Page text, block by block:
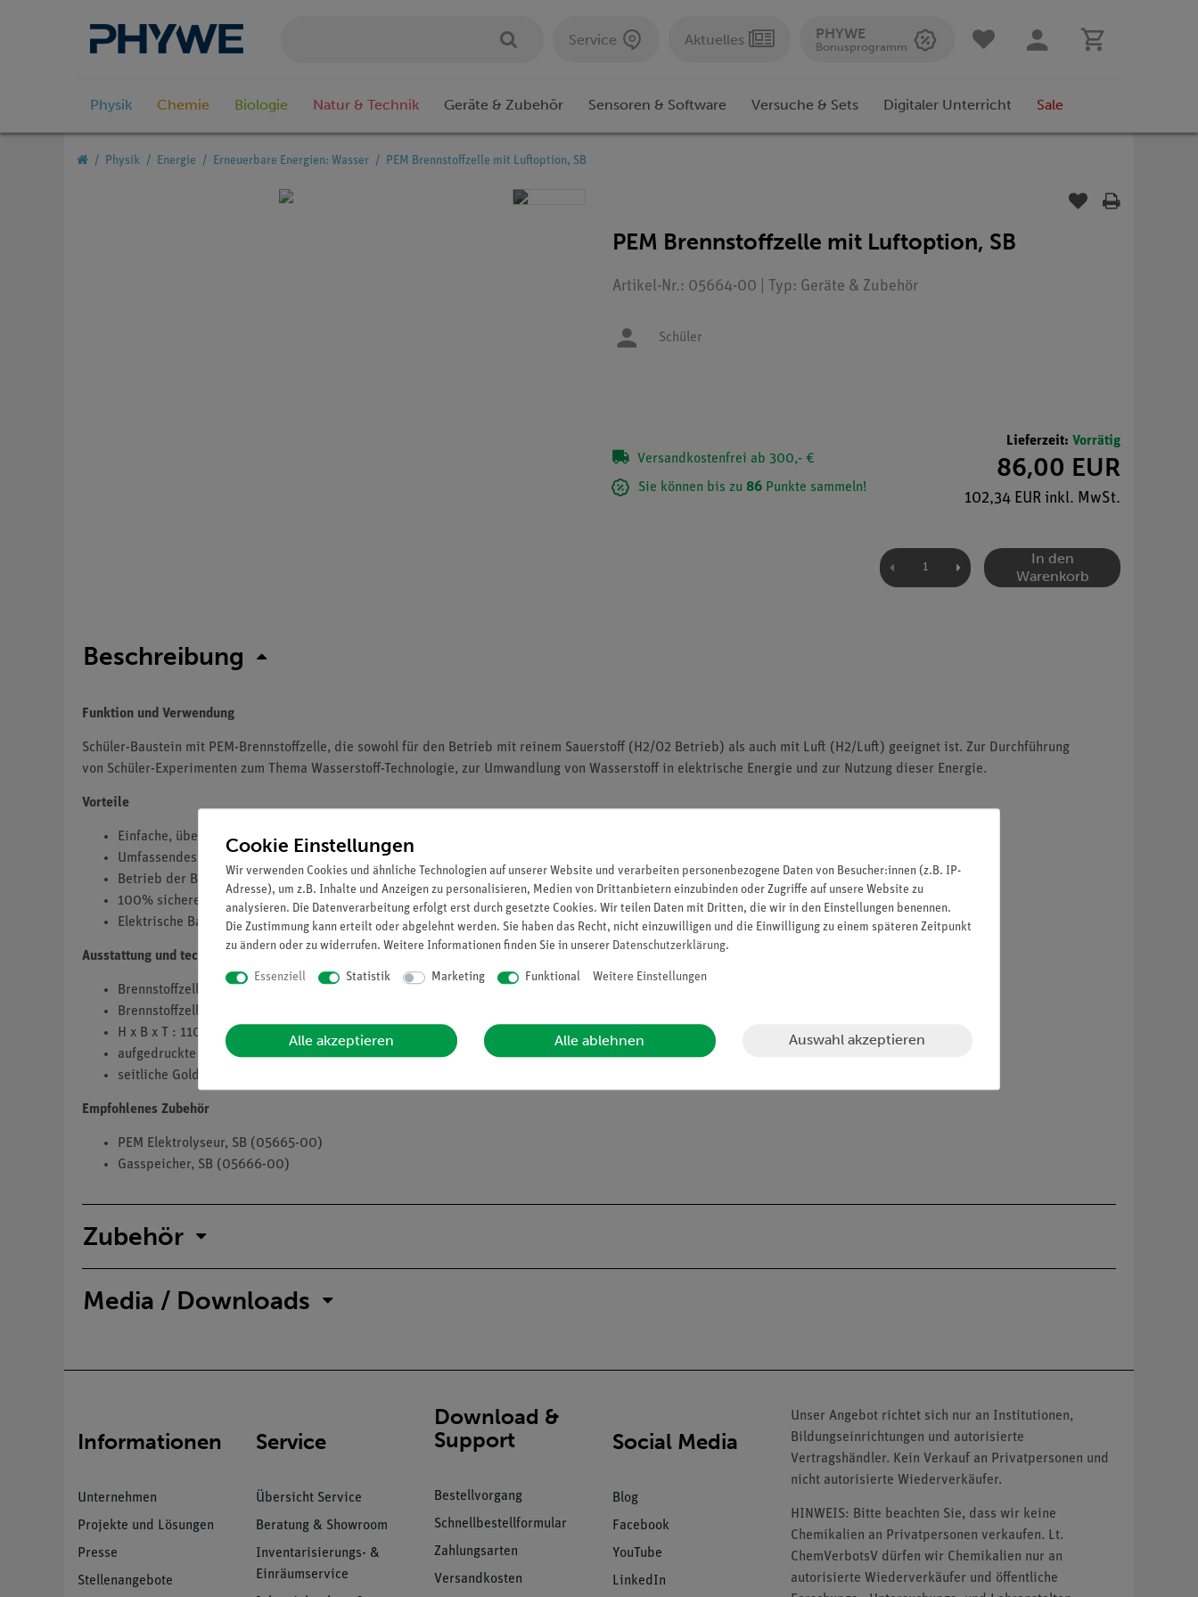
Service Aktuelles PHYWE
Bonusprogramm
Physik Chemie Biologie Natur & Technik Geräte & Zubehör Sensoren & Software Versuche & Sets Digitaler Unterricht Sale
Physik Energie Erneuerbare Energien: Wasser PEM Brennstoffzelle mit Luftoption, SB
PEM Brennstoffzelle mit Luftoption, SB
Artikel-Nr.: 05664-00 | Typ: Geräte & Zubehör
Schüler
Versandkostenfrei ab 300,- €
Sie können bis zu 86 Punkte sammeln!
Lieferzeit: Vorrätig
86,00 EUR
102,34 EUR inkl. MwSt.
In den
Warenkorb
Beschreibung
Funktion und Verwendung
Schüler-Baustein mit PEM-Brennstoffzelle, die sowohl für den Betrieb mit reinem Sauerstoff (H2/O2 Betrieb) als auch mit Luft (H2/Luft) geeignet ist. Zur Durchführung
von Schüler-Experimenten zum Thema Wasserstoff-Technologie, zur Umwandlung von Wasserstoff in elektrische Energie und zur Nutzung dieser Energie.
Vorteile
Einfache, übersichtliche elektrische Anschlüsse mit Hilfe von Schüler-Bausteinen möglich.
Umfassendes Experimentieren zum Thema erneuerbare Energie zusammen mit dem Elektrolyseur und Gasspeicher.
Betrieb der Brennstoffzelle auch mit Luft zur Darstellungen realistischer Anwendungen der Wasserstoff-Technologie, wie z. B. Autos oder Netzgeräte.
100% sichere elektrische Verbindung durch die Verzahnung der Bausteine und vergoldete Kontakte, auch unter feuchten Klimabedingungen.
Elektrische Bauteile von der Unterseite erkennbar.
Ausstattung und technische Daten
Brennstoffzelle H2/O2: 500mW
Brennstoffzelle H2/Luft: 150mW
H x B x T : 110 mm x 60 mm x 60 mm
aufgedruckte Polarität
seitliche Goldkontakte
Empfohlenes Zubehör
PEM Elektrolyseur, SB (05665-00)
Gasspeicher, SB (05666-00)
Zubehör
Media / Downloads
Informationen
Unternehmen
Projekte und Lösungen
Presse
Stellenangebote
Service
Übersicht Service
Beratung & Showroom
Inventarisierungs- &
Einräumservice
Download &
Support
Bestellvorgang
Schnellbestellformular
Zahlungsarten
Versandkosten
Social Media
Blog
Facebook
YouTube
LinkedIn
Unser Angebot richtet sich nur an Institutionen,
Bildungseinrichtungen und autorisierte
Vertragshändler. Kein Verkauf an Privatpersonen und
nicht autorisierte Wiederverkäufer.
HINWEIS: Bitte beachten Sie, dass wir keine
Chemikalien an Privatpersonen verkaufen. Lt.
ChemVerbotsV dürfen wir Chemikalien nur an
autorisierte Wiederverkäufer und öffentliche
Cookie Einstellungen
Wir verwenden Cookies und ähnliche Technologien auf unserer Website und verarbeiten personenbezogene Daten von Besucher:innen (z.B. IP-
Adresse), um z.B. Inhalte und Anzeigen zu personalisieren, Medien von Drittanbietern einzubinden oder Zugriffe auf unsere Website zu
analysieren. Die Datenverarbeitung erfolgt erst durch gesetzte Cookies. Wir teilen Daten mit Dritten, die wir in den Einstellungen benennen.
Die Zustimmung kann erteilt oder abgelehnt werden. Sie haben das Recht, nicht einzuwilligen und die Einwilligung zu einem späteren Zeitpunkt
zu ändern oder zu widerrufen. Weitere Informationen finden Sie in unserer Daten­schutz­erklärung.
Essenziell Statistik Marketing Funktional Weitere Einstellungen
Alle akzeptieren Alle ablehnen Auswahl akzeptieren